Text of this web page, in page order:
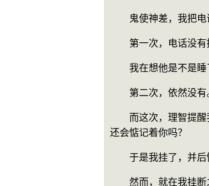
鬼使神差，我把电
第一次，电话没有
我在想他是不是睡
第二次，依然没有
而这次，理智提醒
还会惦记着你吗？
于是我挂了，并后
然而，就在我挂断